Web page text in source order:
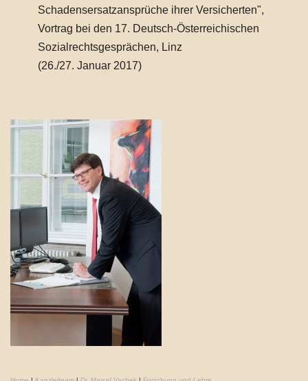
Schadensersatzansprüche ihrer Versicherten",
Vortrag bei den 17. Deutsch-Österreichischen
Sozialrechtsgesprächen, Linz
(26./27. Januar 2017)